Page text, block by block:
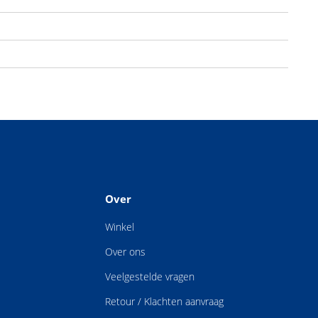
Over
Winkel
Over ons
Veelgestelde vragen
Retour / Klachten aanvraag